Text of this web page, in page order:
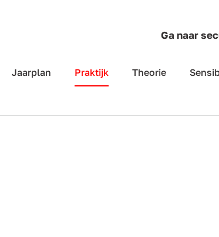
Ga naar
Jaarplan Praktijk Theorie